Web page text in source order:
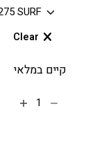
Clear
קיים במלאי